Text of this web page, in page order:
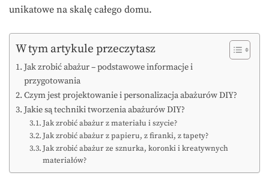
unikatowe na skalę całego domu.
W tym artykule przeczytasz
Jak zrobić abażur – podstawowe informacje i
przygotowania
Czym jest projektowanie i personalizacja abażurów DIY?
Jakie są techniki tworzenia abażurów DIY?
Jak zrobić abażur z materiału i szycie?
Jak zrobić abażur z papieru, z firanki, z tapety?
Jak zrobić abażur ze sznurka, koronki i kreatywnych
materiałów?